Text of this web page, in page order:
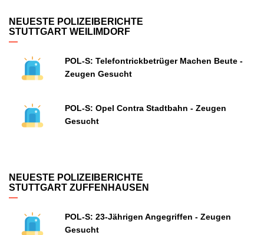
NEUESTE POLIZEIBERICHTE
STUTTGART WEILIMDORF
POL-S: Telefontrickbetrüger Machen Beute -
Zeugen Gesucht
POL-S: Opel Contra Stadtbahn - Zeugen
Gesucht
NEUESTE POLIZEIBERICHTE
STUTTGART ZUFFENHAUSEN
POL-S: 23-Jährigen Angegriffen - Zeugen
Gesucht